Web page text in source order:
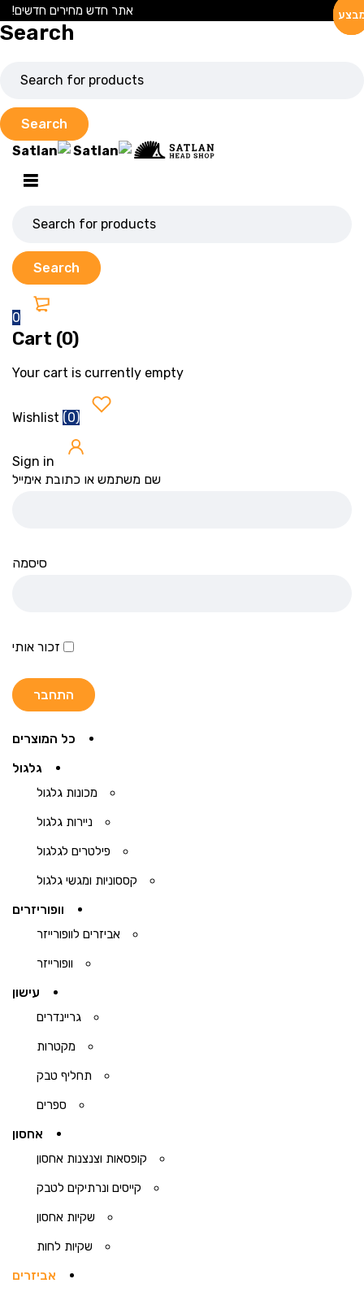
אתר חדש מחירים חדשים!
Search
0
Cart (0)
Your cart is currently empty
(0)
שם משתמש או כתובת אימייל
סיסמה
זכור אותי
כל המוצרים
גלגול
מכונות גלגול
ניירות גלגול
פילטרים לגלגול
קססוניות ומגשי גלגול
וופוריזרים
אביזרים לוופורייזר
וופורייזר
עישון
גריינדרים
מקטרות
תחליף טבק
ספרים
אחסון
קופסאות וצנצנות אחסון
קייסים ונרתיקים לטבק
שקיות אחסון
שקיות לחות
אביזרים